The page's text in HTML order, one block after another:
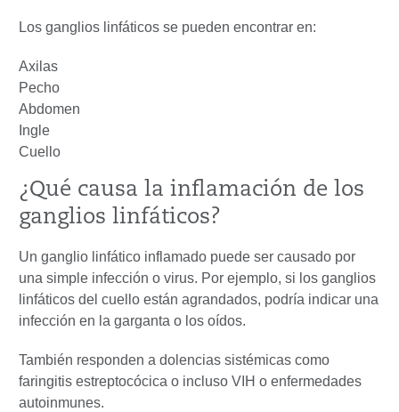
Los ganglios linfáticos se pueden encontrar en:
Axilas
Pecho
Abdomen
Ingle
Cuello
¿Qué causa la inflamación de los
ganglios linfáticos?
Un ganglio linfático inflamado puede ser causado por
una simple infección o virus. Por ejemplo, si los ganglios
linfáticos del cuello están agrandados, podría indicar una
infección en la garganta o los oídos.
También responden a dolencias sistémicas como
faringitis estreptocócica o incluso VIH o enfermedades
autoinmunes.